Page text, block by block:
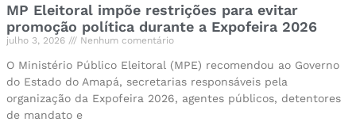
MP Eleitoral impõe restrições para evitar
promoção política durante a Expofeira 2026
julho 3, 2026 Nenhum comentário
O Ministério Público Eleitoral (MPE) recomendou ao Governo
do Estado do Amapá, secretarias responsáveis pela
organização da Expofeira 2026, agentes públicos, detentores
de mandato e